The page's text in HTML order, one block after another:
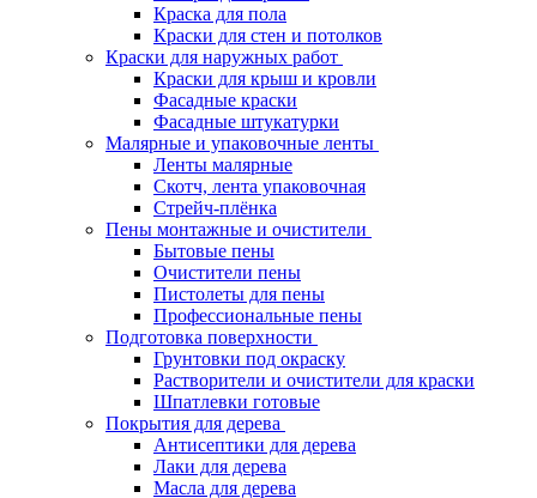
Краска для пола
Краски для стен и потолков
Краски для наружных работ
Краски для крыш и кровли
Фасадные краски
Фасадные штукатурки
Малярные и упаковочные ленты
Ленты малярные
Скотч, лента упаковочная
Стрейч-плёнка
Пены монтажные и очистители
Бытовые пены
Очистители пены
Пистолеты для пены
Профессиональные пены
Подготовка поверхности
Грунтовки под окраску
Растворители и очистители для краски
Шпатлевки готовые
Покрытия для дерева
Антисептики для дерева
Лаки для дерева
Масла для дерева